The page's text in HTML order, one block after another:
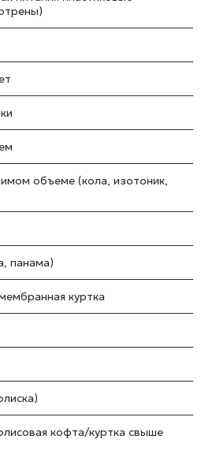
объеме (кола, изотоник,
панама)
куртка
кофта/куртка свыше